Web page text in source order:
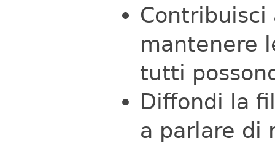
Contribuisci
mantenere
tutti
Diffondi la
a parlare di